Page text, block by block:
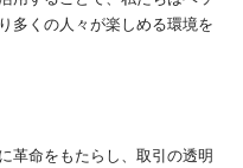
多くの人々が楽しめる環境を
革命をもたらし、取引の透明